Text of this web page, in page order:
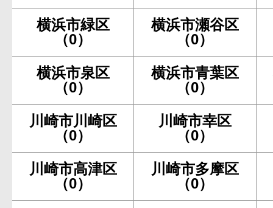
横浜市緑区
（0）
横浜市瀬谷区
（0）
横浜市泉区
（0）
横浜市青葉区
（0）
川崎市川崎区
（0）
川崎市幸区
（0）
川崎市高津区
（0）
川崎市多摩区
（0）